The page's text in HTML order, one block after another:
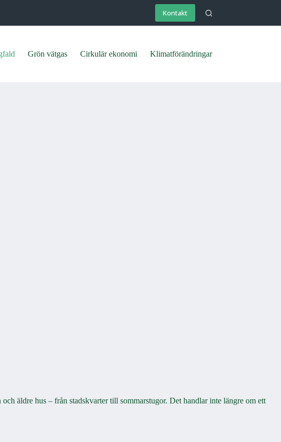
Kontakt
Grön vätgas Cirkulär ekonomi Klimatförändringar
äldre hus – från stadskvarter till sommarstugor. Det handlar inte längre om ett